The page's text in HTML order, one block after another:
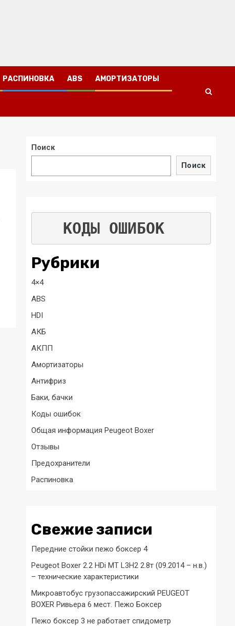
РАСПИНОВКА ABS АМОРТИЗАТОРЫ
Поиск
Поиск
КОДЫ ОШИБОК
Рубрики
4×4
ABS
HDI
АКБ
АКПП
Амортизаторы
Антифриз
Баки, бачки
Коды ошибок
Общая информация Peugeot Boxer
Отзывы
Предохранители
Распиновка
Свежие записи
Передние стойки пежо боксер 4
Peugeot Boxer 2.2 HDi MT L3H2 2.8т (09.2014 – н.в.)
– технические характеристики
Микроавтобус грузопассажирский PEUGEOT
BOXER Ривьера 6 мест. Пежо Боксер
Пежо боксер 3 не работает спидометр